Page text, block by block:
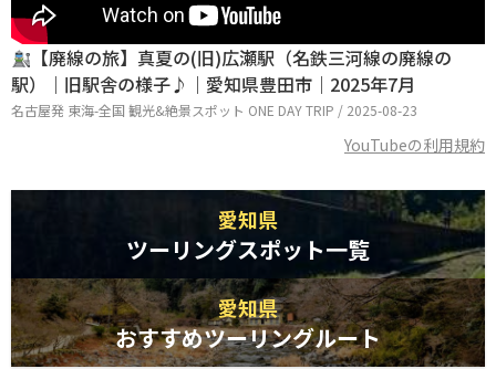
【廃線の旅】真夏の(旧)広瀬駅（名鉄三河線の廃線の
駅）｜旧駅舎の様子♪｜愛知県豊田市｜2025年7月
名古屋発 東海-全国 観光&絶景スポット ONE DAY TRIP / 2025-08-23
YouTubeの利用規約
愛知県
ツーリングスポット一覧
愛知県
おすすめツーリングルート